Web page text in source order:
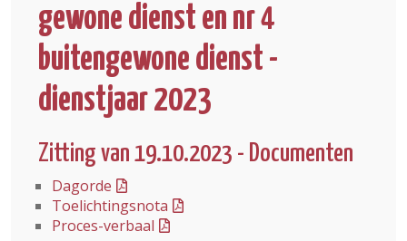
gewone dienst en nr 4
buitengewone dienst -
dienstjaar 2023
Zitting van 19.10.2023 - Documenten
Dagorde
Toelichtingsnota
Proces-verbaal